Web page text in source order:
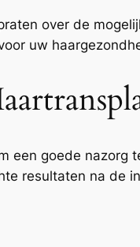
over de
uw
een goede nazorg
resultaten na de